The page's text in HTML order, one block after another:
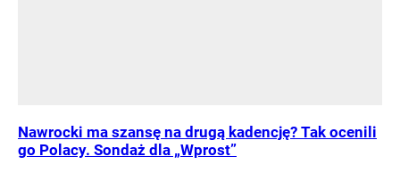
Nawrocki ma szansę na drugą kadencję? Tak ocenili
go Polacy. Sondaż dla „Wprost”